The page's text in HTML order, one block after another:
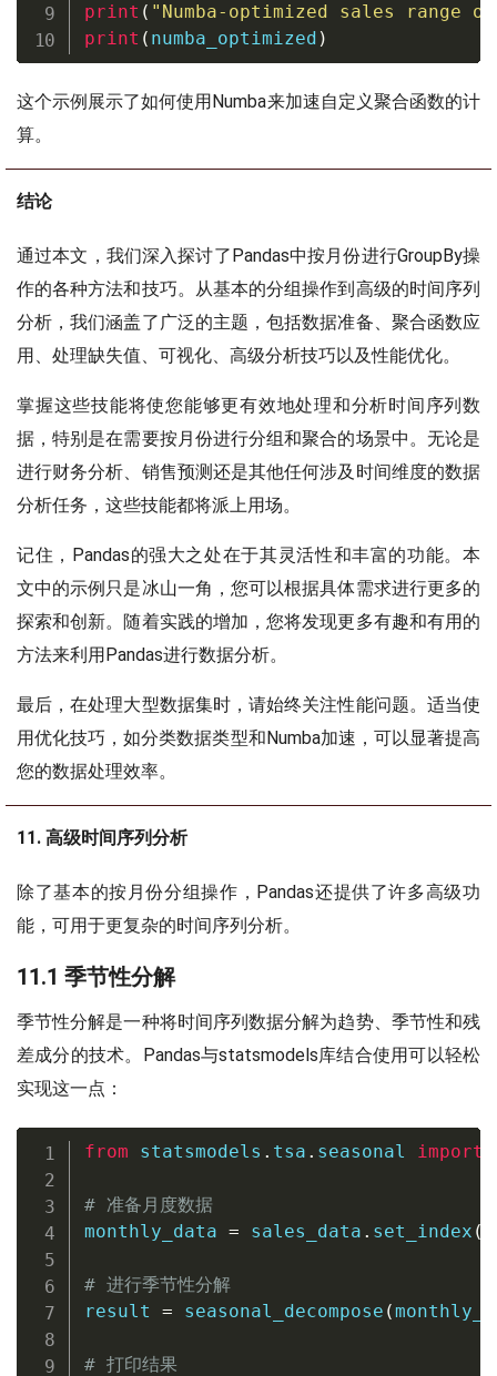
print ( "Numba-optimized sales range
print ( numba_optimized )
这个示例展示了如何使用Numba来加速自定义聚合函数的计
算。
结论
通过本文，我们深入探讨了Pandas中按月份进行GroupBy操
作的各种方法和技巧。从基本的分组操作到高级的时间序列
分析，我们涵盖了广泛的主题，包括数据准备、聚合函数应
用、处理缺失值、可视化、高级分析技巧以及性能优化。
掌握这些技能将使您能够更有效地处理和分析时间序列数
据，特别是在需要按月份进行分组和聚合的场景中。无论是
进行财务分析、销售预测还是其他任何涉及时间维度的数据
分析任务，这些技能都将派上用场。
记住，Pandas的强大之处在于其灵活性和丰富的功能。本
文中的示例只是冰山一角，您可以根据具体需求进行更多的
探索和创新。随着实践的增加，您将发现更多有趣和有用的
方法来利用Pandas进行数据分析。
最后，在处理大型数据集时，请始终关注性能问题。适当使
用优化技巧，如分类数据类型和Numba加速，可以显著提高
您的数据处理效率。
11. 高级时间序列分析
除了基本的按月份分组操作，Pandas还提供了许多高级功
能，可用于更复杂的时间序列分析。
11.1 季节性分解
季节性分解是一种将时间序列数据分解为趋势、季节性和残
差成分的技术。Pandas与statsmodels库结合使用可以轻松
实现这一点：
from statsmodels . tsa . seasonal import
# 准备月度数据
monthly_data = sales_data . set_index (
# 进行季节性分解
result = seasonal_decompose (
# 打印结果